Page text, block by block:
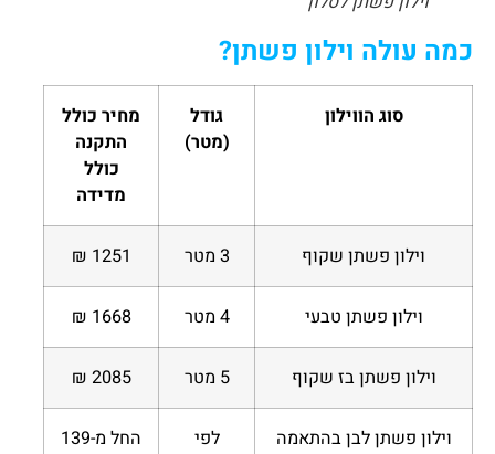
כמה עולה וילון פשתן?
סוג הווילון
גודל
(מטר)
מחיר כולל
התקנה
כולל
מדידה
וילון פשתן שקוף 1251 ₪
וילון פשתן טבעי 1668 ₪
וילון פשתן בז שקוף 2085 ₪
וילון פשתן לבן בהתאמה
לפי
החל מ-139